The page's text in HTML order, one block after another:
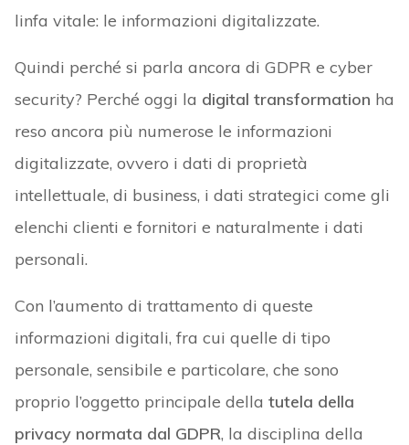
linfa vitale: le informazioni digitalizzate.
Quindi perché si parla ancora di GDPR e cyber
security? Perché oggi la digital transformation ha
reso ancora più numerose le informazioni
digitalizzate, ovvero i dati di proprietà
intellettuale, di business, i dati strategici come gli
elenchi clienti e fornitori e naturalmente i dati
personali.
Con l’aumento di trattamento di queste
informazioni digitali, fra cui quelle di tipo
personale, sensibile e particolare, che sono
proprio l’oggetto principale della tutela della
privacy normata dal GDPR, la disciplina della